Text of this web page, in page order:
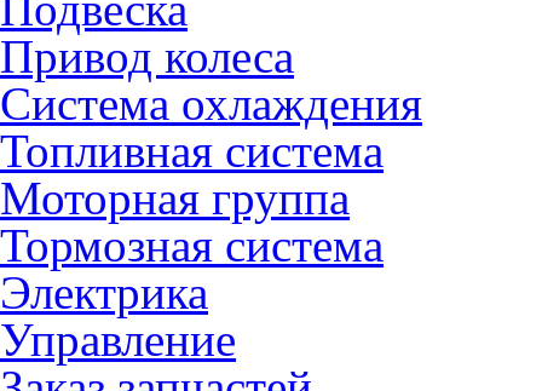
Привод колеса
Система охлаждения
Топливная система
Моторная группа
Тормозная система
Электрика
Управление